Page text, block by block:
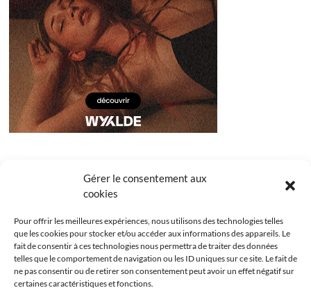
Gérer le consentement aux
cookies
Pour offrir les meilleures expériences, nous utilisons des technologies telles
que les cookies pour stocker et/ou accéder aux informations des appareils. Le
fait de consentir à ces technologies nous permettra de traiter des données
telles que le comportement de navigation ou les ID uniques sur ce site. Le fait de
ne pas consentir ou de retirer son consentement peut avoir un effet négatif sur
certaines caractéristiques et fonctions.